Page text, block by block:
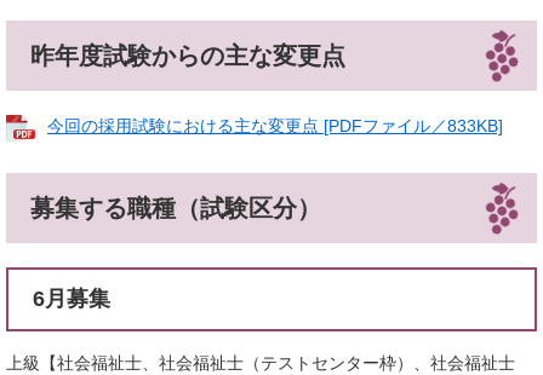
昨年度試験からの主な変更点
今回の採用試験における主な変更点 [PDFファイル／833KB]
募集する職種（試験区分）
6月募集
上級【社会福祉士、社会福祉士（テストセンター枠）、社会福祉士